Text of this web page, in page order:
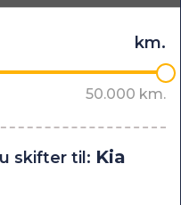
skifter til: Kia